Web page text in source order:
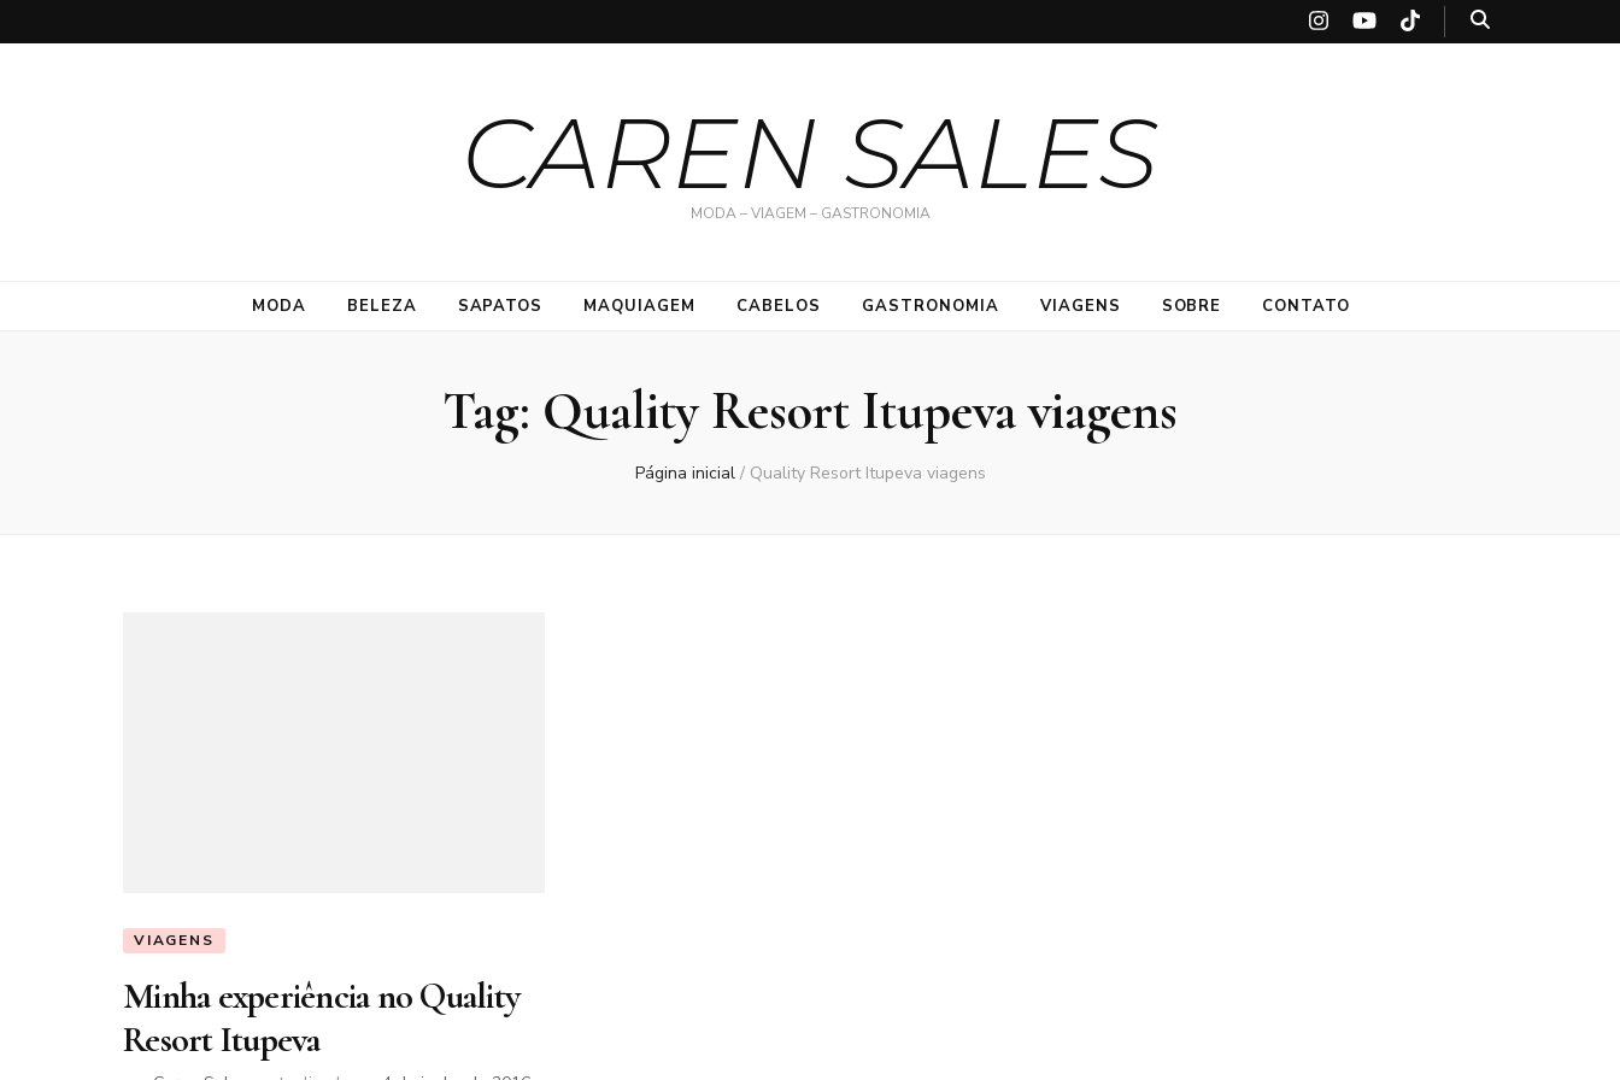
CAREN SALES
MODA – VIAGEM – GASTRONOMIA
MODA BELEZA SAPATOS MAQUIAGEM CABELOS GASTRONOMIA VIAGENS SOBRE CONTATO
Tag: Quality Resort Itupeva viagens
Página inicial / Quality Resort Itupeva viagens
VIAGENS
Minha experiência no Quality
Resort Itupeva